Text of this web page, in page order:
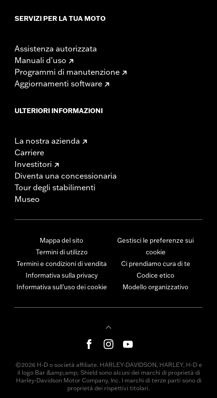
SERVIZI PER LA TUA MOTO
Assistenza autorizzata
Manuali d’uso
Programmi di manutenzione
Aggiornamenti software
ULTERIORI INFORMAZIONI
La nostra azienda
Carriere
Investitori
Diventa una concessionaria
Tour degli stabilimenti
Museo
Mappa del sito
Termini di utilizzo
Termini e condizioni di vendita
Informativa sulla privacy
Informativa sull’uso dei cookie
Gestisci le preferenze sui
cookie
Ci prendiamo cura di te
Codice etico
Modello organizzativo
©2026 H-D o società affiliate. HARLEY-DAVIDSON, HARLEY, H-D e
il logo Bar &amp;amp; Shield sono alcuni dei marchi di proprietà di
Harley-Davidson Motor Company, Inc. I marchi di terze parti sono di
proprietà dei rispettivi titolari.